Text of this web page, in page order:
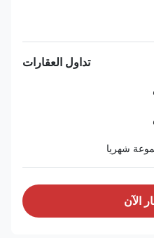
تداول العقارات
الآن